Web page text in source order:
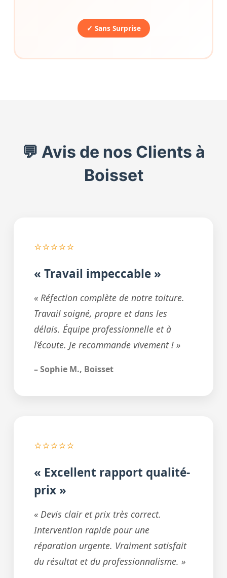
✓ Sans Surprise
💬 Avis de nos Clients à
Boisset
⭐⭐⭐⭐⭐
« Travail impeccable »
« Réfection complète de notre toiture.
Travail soigné, propre et dans les
délais. Équipe professionnelle et à
l’écoute. Je recommande vivement ! »
– Sophie M., Boisset
⭐⭐⭐⭐⭐
« Excellent rapport qualité-
prix »
« Devis clair et prix très correct.
Intervention rapide pour une
réparation urgente. Vraiment satisfait
du résultat et du professionnalisme. »